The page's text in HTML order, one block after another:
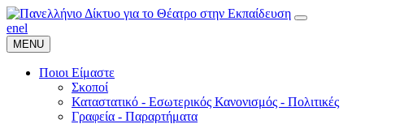
enel
MENU
Ποιοι Είμαστε
Σκοποί
Καταστατικό - Εσωτερικός Κανονισμός - Πολιτικές
Γραφεία - Παραρτήματα